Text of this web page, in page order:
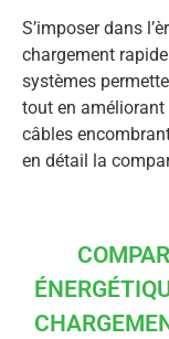
S’imposer dans
chargement
systèmes
tout en améliorant
câbles
en détail la